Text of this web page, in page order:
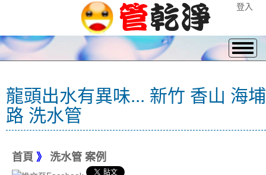
登入
龍頭出水有異味... 新竹 香山 海埔
路 洗水管
首頁 》 洗水管 案例